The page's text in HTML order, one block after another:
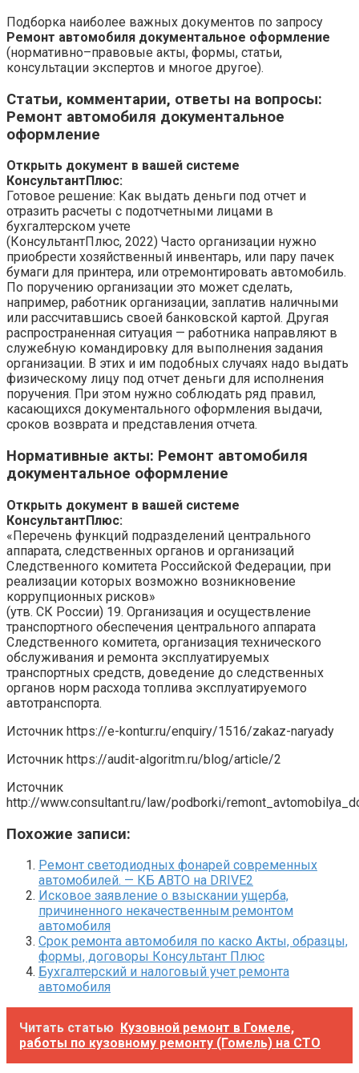
Подборка наиболее важных документов по запросу
Ремонт автомобиля документальное оформление
(нормативно–правовые акты, формы, статьи,
консультации экспертов и многое другое).
Статьи, комментарии, ответы на вопросы:
Ремонт автомобиля документальное
оформление
Открыть документ в вашей системе
КонсультантПлюс:
Готовое решение: Как выдать деньги под отчет и
отразить расчеты с подотчетными лицами в
бухгалтерском учете
(КонсультантПлюс, 2022) Часто организации нужно
приобрести хозяйственный инвентарь, или пару пачек
бумаги для принтера, или отремонтировать автомобиль.
По поручению организации это может сделать,
например, работник организации, заплатив наличными
или рассчитавшись своей банковской картой. Другая
распространенная ситуация — работника направляют в
служебную командировку для выполнения задания
организации. В этих и им подобных случаях надо выдать
физическому лицу под отчет деньги для исполнения
поручения. При этом нужно соблюдать ряд правил,
касающихся документального оформления выдачи,
сроков возврата и представления отчета.
Нормативные акты: Ремонт автомобиля
документальное оформление
Открыть документ в вашей системе
КонсультантПлюс:
«Перечень функций подразделений центрального
аппарата, следственных органов и организаций
Следственного комитета Российской Федерации, при
реализации которых возможно возникновение
коррупционных рисков»
(утв. СК России) 19. Организация и осуществление
транспортного обеспечения центрального аппарата
Следственного комитета, организация технического
обслуживания и ремонта эксплуатируемых
транспортных средств, доведение до следственных
органов норм расхода топлива эксплуатируемого
автотранспорта.
Источник https://e-kontur.ru/enquiry/1516/zakaz-naryady
Источник https://audit-algoritm.ru/blog/article/2
Источник
http://www.consultant.ru/law/podborki/
Похожие записи:
Ремонт светодиодных фонарей современных
автомобилей. — КБ АВТО на DRIVE2
Исковое заявление о взыскании ущерба,
причиненного некачественным ремонтом
автомобиля
Срок ремонта автомобиля по каско Акты, образцы,
формы, договоры Консультант Плюс
Бухгалтерский и налоговый учет ремонта
автомобиля
Читать статью Кузовной ремонт в Гомеле,
работы по кузовному ремонту (Гомель) на СТО